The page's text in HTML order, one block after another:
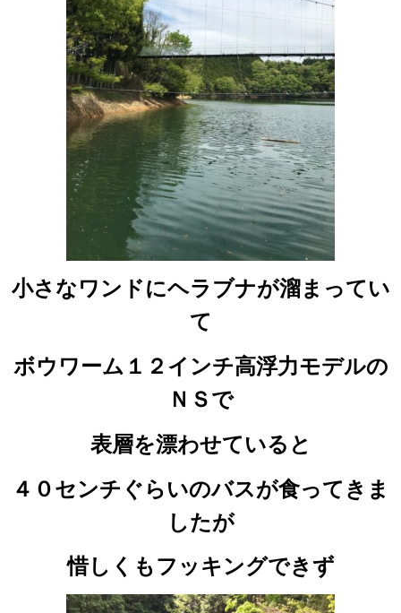
小さなワンドにヘラブナが溜まってい
て
ボウワーム１２インチ高浮力モデルの
ＮＳで
表層を漂わせていると
４０センチぐらいのバスが食ってきま
したが
惜しくもフッキングできず